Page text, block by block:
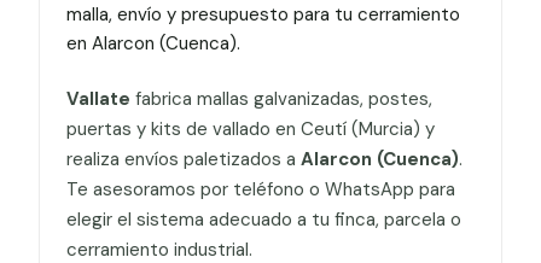
malla, envío y presupuesto para tu cerramiento
en Alarcon (Cuenca).
Vallate fabrica mallas galvanizadas, postes,
puertas y kits de vallado en Ceutí (Murcia) y
realiza envíos paletizados a Alarcon (Cuenca).
Te asesoramos por teléfono o WhatsApp para
elegir el sistema adecuado a tu finca, parcela o
cerramiento industrial.